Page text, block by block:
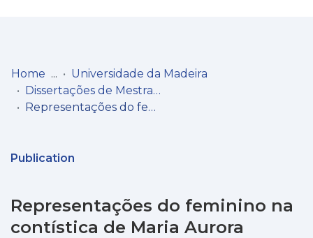
Communities
Statistics
Home
Universidade da Madeira
Dissertações de Mestrado
Representações do feminino na contística de Maria Aurora Carvalho Homem
Publication
Representações do feminino na
contística de Maria Aurora